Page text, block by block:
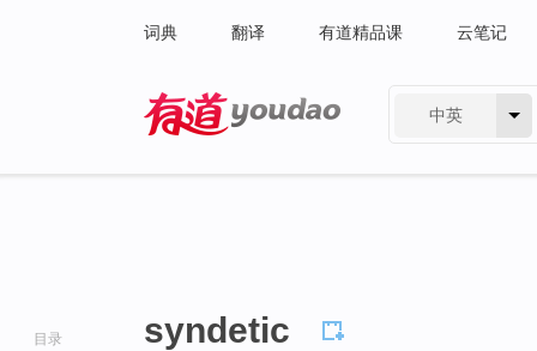
词典 翻译 有道精品课 云笔记
中英
目录 syndetic